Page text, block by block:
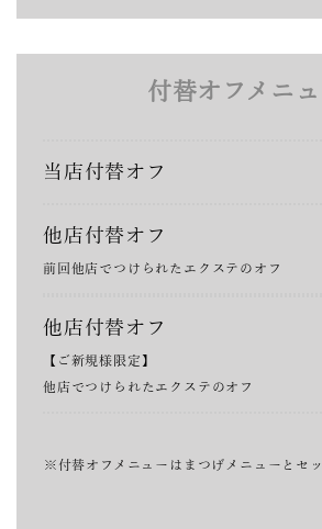
付替オフメニ
当店付替オフ
他店付替オフ
前回他店でつけられたエクステのオフ
他店付替オフ
【ご新規様限定】
他店でつけられたエクステのオフ
※付替オフメニューはまつげメニューとセ